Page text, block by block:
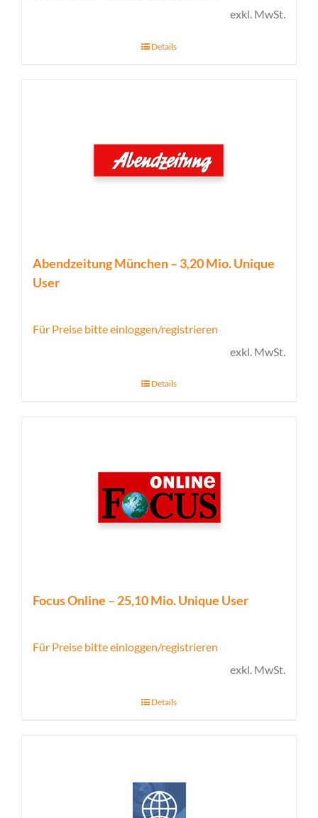
exkl. MwSt.
Details
Abendzeitung München – 3,20 Mio. Unique
User
Für Preise bitte einloggen/registrieren
exkl. MwSt.
Details
Focus Online – 25,10 Mio. Unique User
Für Preise bitte einloggen/registrieren
exkl. MwSt.
Details